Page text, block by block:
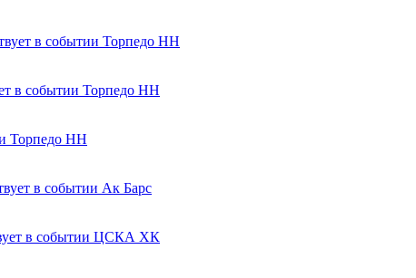
Торпедо НН
Торпедо НН
Торпедо НН
Ак Барс
ЦСКА ХК